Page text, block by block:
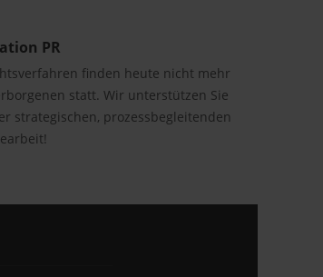
PR
finden heute nicht mehr
statt. Wir unterstützen Sie
strategischen, prozessbegleitenden